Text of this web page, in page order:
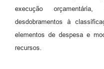
execução
desdobramentos à
elementos de despesa e
recursos.